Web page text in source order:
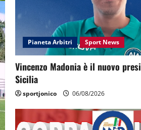
Pianeta Arbitri Sport News
Vincenzo Madonia è il nuovo
Sicilia
sportjonico 06/08/2026